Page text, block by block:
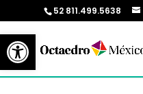
Abrir barra de herramientas
52 811.499.5638